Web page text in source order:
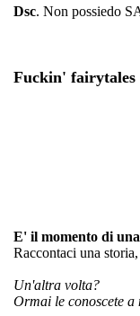
Dsc. Non possiedo
Fuckin' fairytales
E' il momento di
Raccontaci una
Un'altra volta?
Ormai le conoscete